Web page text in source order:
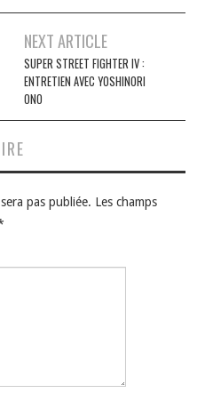
NEXT ARTICLE
SUPER STREET FIGHTER IV :
ENTRETIEN AVEC YOSHINORI
ONO
pas publiée. Les champs